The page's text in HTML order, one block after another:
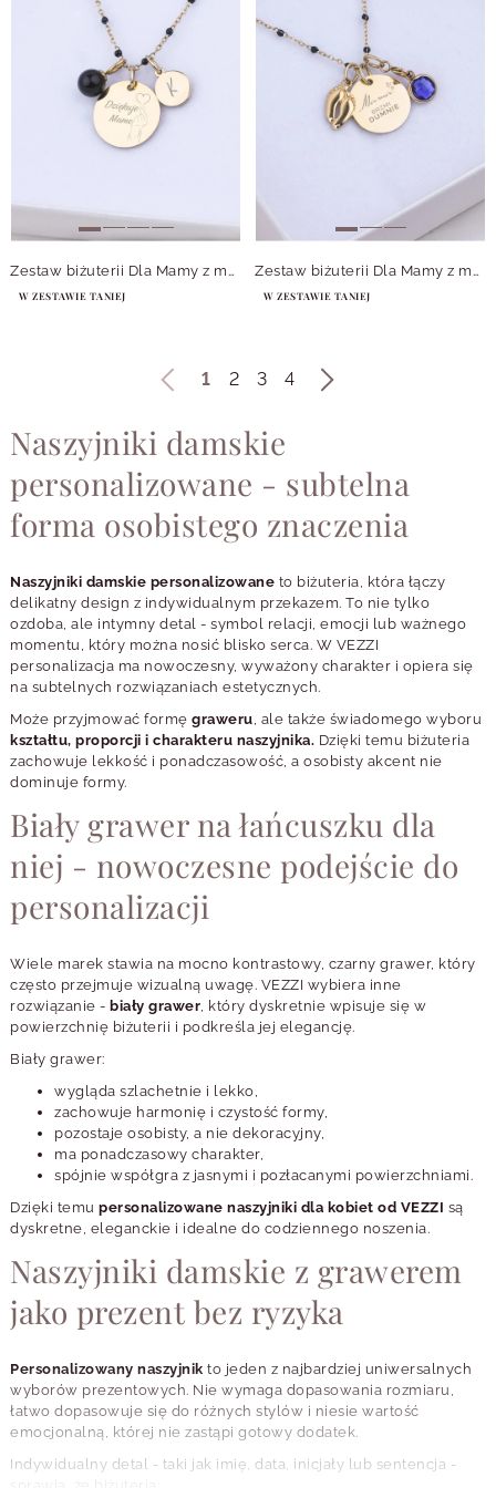
Zestaw biżuterii Dla Mamy z możliwością grawerowania Z14044Z00
W ZESTAWIE TANIEJ
Zestaw biżuterii Dla Mamy z możliwością personalizacji Z14047Z00
W ZESTAWIE TANIEJ
1 2 3 4
Naszyjniki damskie
personalizowane - subtelna
forma osobistego znaczenia
Naszyjniki damskie personalizowane to biżuteria, która łączy
delikatny design z indywidualnym przekazem. To nie tylko
ozdoba, ale intymny detal - symbol relacji, emocji lub ważnego
momentu, który można nosić blisko serca. W VEZZI
personalizacja ma nowoczesny, wyważony charakter i opiera się
na subtelnych rozwiązaniach estetycznych.
Może przyjmować formę graweru, ale także świadomego wyboru
kształtu, proporcji i charakteru naszyjnika. Dzięki temu biżuteria
zachowuje lekkość i ponadczasowość, a osobisty akcent nie
dominuje formy.
Biały grawer na łańcuszku dla
niej - nowoczesne podejście do
personalizacji
Wiele marek stawia na mocno kontrastowy, czarny grawer, który
często przejmuje wizualną uwagę. VEZZI wybiera inne
rozwiązanie - biały grawer, który dyskretnie wpisuje się w
powierzchnię biżuterii i podkreśla jej elegancję.
Biały grawer:
wygląda szlachetnie i lekko,
zachowuje harmonię i czystość formy,
pozostaje osobisty, a nie dekoracyjny,
ma ponadczasowy charakter,
spójnie współgra z jasnymi i pozłacanymi powierzchniami.
Dzięki temu personalizowane naszyjniki dla kobiet od VEZZI są
dyskretne, eleganckie i idealne do codziennego noszenia.
Naszyjniki damskie z grawerem
jako prezent bez ryzyka
Personalizowany naszyjnik to jeden z najbardziej uniwersalnych
wyborów prezentowych. Nie wymaga dopasowania rozmiaru,
łatwo dopasowuje się do różnych stylów i niesie wartość
emocjonalną, której nie zastąpi gotowy dodatek.
Indywidualny detal - taki jak imię, data, inicjały lub sentencja -